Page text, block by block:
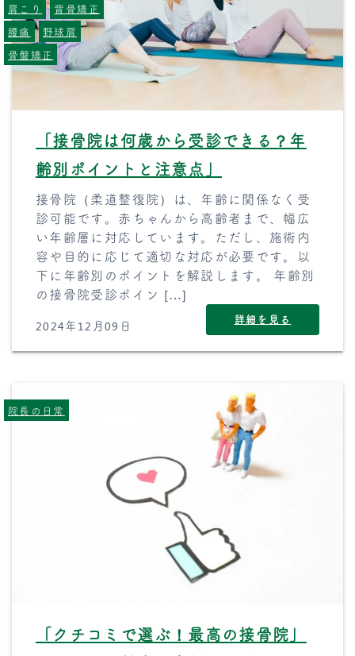
「接骨院は何歳から受診できる？年
齢別ポイントと注意点」
接骨院（柔道整復院）は、年齢に関係なく受
診可能です。赤ちゃんから高齢者まで、幅広
い年齢層に対応しています。ただし、施術内
容や目的に応じて適切な対応が必要です。以
下に年齢別のポイントを解説します。 年齢別
の接骨院受診ポイン […]
2024年12月09日 詳細を見る
肩こり
背骨矯正
腰痛
野球肩
骨盤矯正
「クチコミで選ぶ！最高の接骨院」
院長の日常